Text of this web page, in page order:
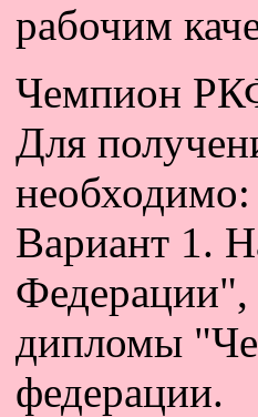
рабочим
Чемпион
Для
необходимо:
Вариант 1.
Федерации",
дипломы
федерации.